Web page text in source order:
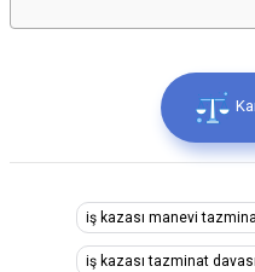
iş kazası manevi
iş kazası tazminat davası